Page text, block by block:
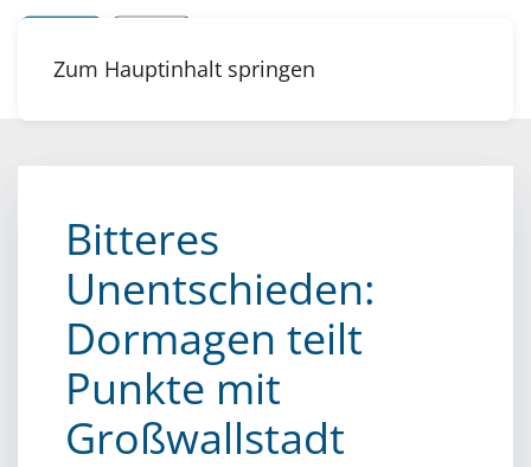
Zum Hauptinhalt springen
Bitteres
Unentschieden:
Dormagen teilt
Punkte mit
Großwallstadt